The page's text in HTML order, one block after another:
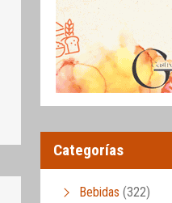
Categorías
Bebidas (322)